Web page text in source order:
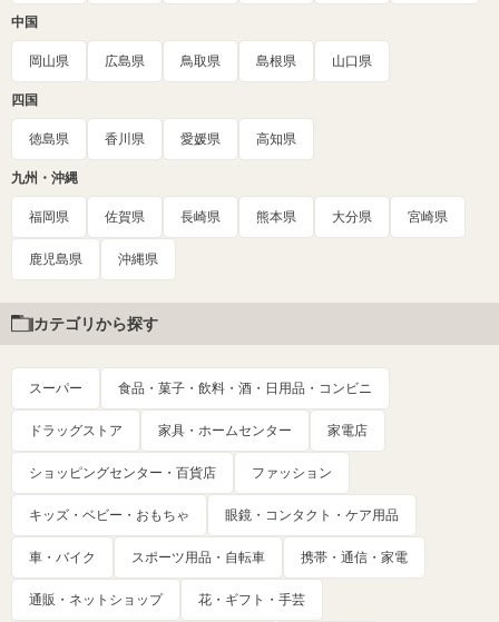
中国
岡山県 広島県 鳥取県 島根県 山口県
四国
徳島県 香川県 愛媛県 高知県
九州・沖縄
福岡県 佐賀県 長崎県 熊本県 大分県 宮崎県
鹿児島県 沖縄県
カテゴリから探す
スーパー 食品・菓子・飲料・酒・日用品・コンビニ
ドラッグストア 家具・ホームセンター 家電店
ショッピングセンター・百貨店 ファッション
キッズ・ベビー・おもちゃ 眼鏡・コンタクト・ケア用品
車・バイク スポーツ用品・自転車 携帯・通信・家電
通販・ネットショップ 花・ギフト・手芸